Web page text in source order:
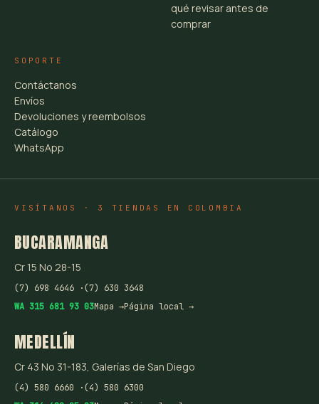
qué revisar antes de
comprar
SOPORTE
Contáctanos
Envíos
Devoluciones y reembolsos
Catálogo
WhatsApp
VISÍTANOS · 3 TIENDAS EN COLOMBIA
BUCARAMANGA
Cr 15 No 28-15
(7) 698 4646 ·(7) 630 3648
WA 315 681 93 03Mapa →Página local →
MEDELLÍN
Cr 43 No 31-183, Galerías de San Diego
(4) 580 6660 ·(4) 580 6300